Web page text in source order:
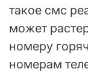
такое смс
может
номеру
номерам